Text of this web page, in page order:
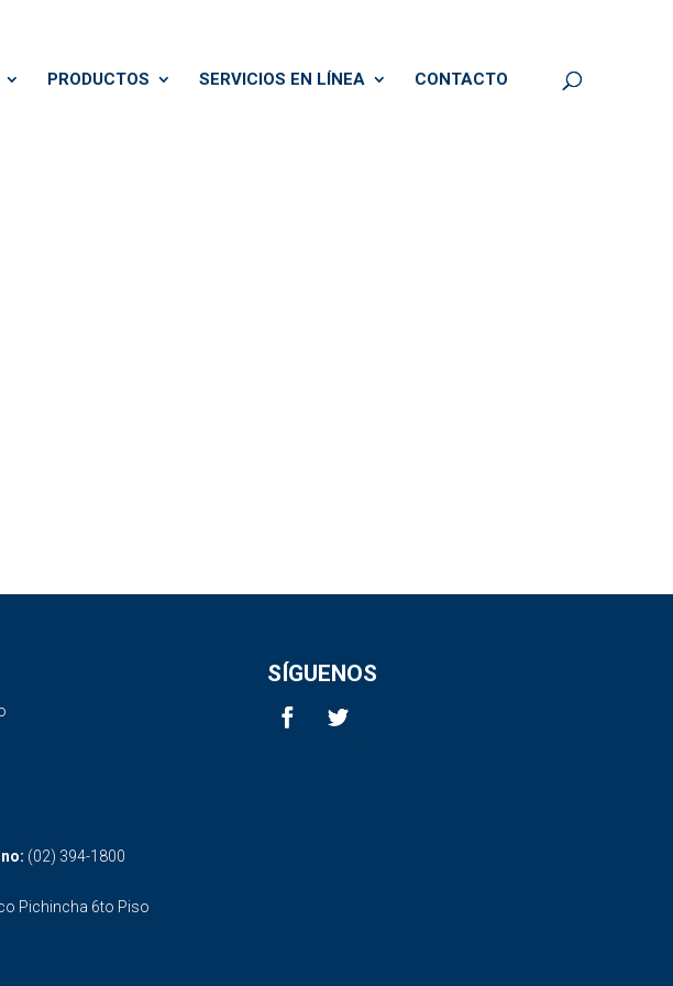
PRODUCTOS SERVICIOS EN LÍNEA CONTACTO
SÍGUENOS
(02) 394-1800
Pichincha 6to Piso